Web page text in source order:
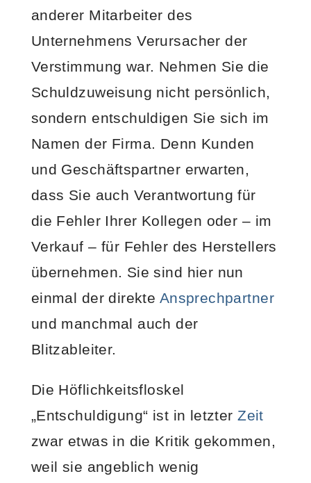
anderer Mitarbeiter des
Unternehmens Verursacher der
Verstimmung war. Nehmen Sie die
Schuldzuweisung nicht persönlich,
sondern entschuldigen Sie sich im
Namen der Firma. Denn Kunden
und Geschäftspartner erwarten,
dass Sie auch Verantwortung für
die Fehler Ihrer Kollegen oder – im
Verkauf – für Fehler des Herstellers
übernehmen. Sie sind hier nun
einmal der direkte Ansprechpartner
und manchmal auch der
Blitzableiter.
Die Höflichkeitsfloskel
„Entschuldigung“ ist in letzterZeit
zwar etwas in die Kritik gekommen,
weil sie angeblich wenig